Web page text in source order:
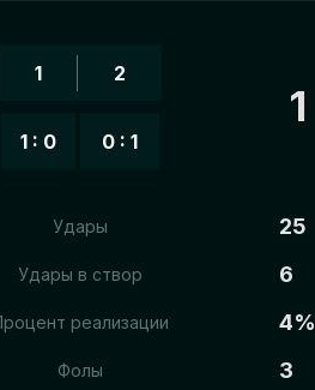
1
1 : 0
2
0 : 1
1
Удары
25
Удары в створ
6
реализации
4%
Фолы
3